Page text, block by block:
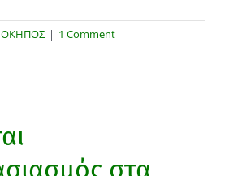
| 1 Comment
στα